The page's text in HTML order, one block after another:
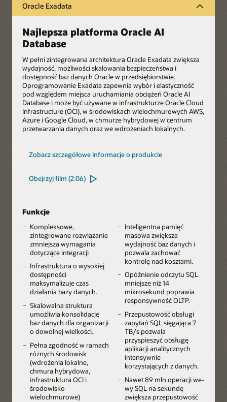
Oracle Exadata
Najlepsza platforma Oracle AI
Database
W pełni zintegrowana architektura Oracle Exadata zwiększa
wydajność, możliwości skalowania bezpieczeństwa i
dostępność baz danych Oracle w przedsiębiorstwie.
Oprogramowanie Exadata zapewnia wybór i elastyczność
pod względem miejsca uruchamiania obciążeń Oracle AI
Database i może być używane w infrastrukturze Oracle Cloud
Infrastructure (OCI), w środowiskach wielochmurowych AWS,
Azure i Google Cloud, w chmurze hybrydowej w centrum
przetwarzania danych oraz we wdrożeniach lokalnych.
Zobacz szczegółowe informacje o produkcie
Exadata
Obejrzyj film (2:06)
Funkcje
Kompleksowe,
zintegrowane rozwiązanie
zmniejsza wymagania
dotyczące integracji
Infrastruktura o wysokiej
dostępności
maksymalizuje czas
działania bazy danych.
Skalowalna struktura
umożliwia konsolidację
baz danych dla organizacji
o dowolnej wielkości.
Pełna zgodność w ramach
różnych środowisk
(wdrożenia lokalne,
chmura hybrydowa,
infrastruktura OCI i
środowisko
wielochmurowe)
Inteligentna pamięć
masowa zwiększa
wydajność baz danych i
pozwala zachować
kontrolę nad kosztami.
Opóźnienie odczytu SQL
mniejsze niż 14
mikrosekund poprawia
responsywność OLTP.
Przepustowość obsługi
zapytań SQL sięgająca 7
TB/s pozwala
przyspieszyć obsługę
aplikacji analitycznych
intensywnie
korzystających z danych.
Nawet 89 mln operacji we-
wy SQL na sekundę
zwiększa przepustowość